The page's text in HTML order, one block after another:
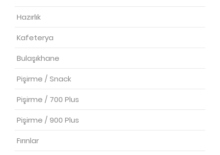
Hazırlık
Kafeterya
Bulaşıkhane
Pişirme / Snack
Pişirme / 700 Plus
Pişirme / 900 Plus
Fırınlar